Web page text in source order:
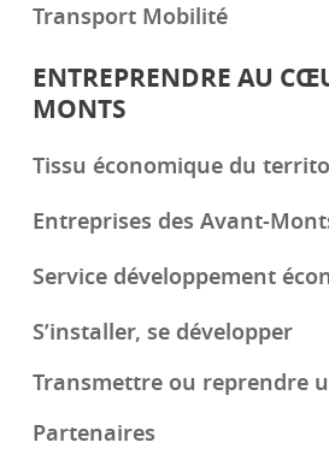
Transport Mobilité
ENTREPRENDRE AU
MONTS
Tissu économique du
Entreprises des Avant-
Service développement
S’installer, se développer
Transmettre ou reprendre
Partenaires